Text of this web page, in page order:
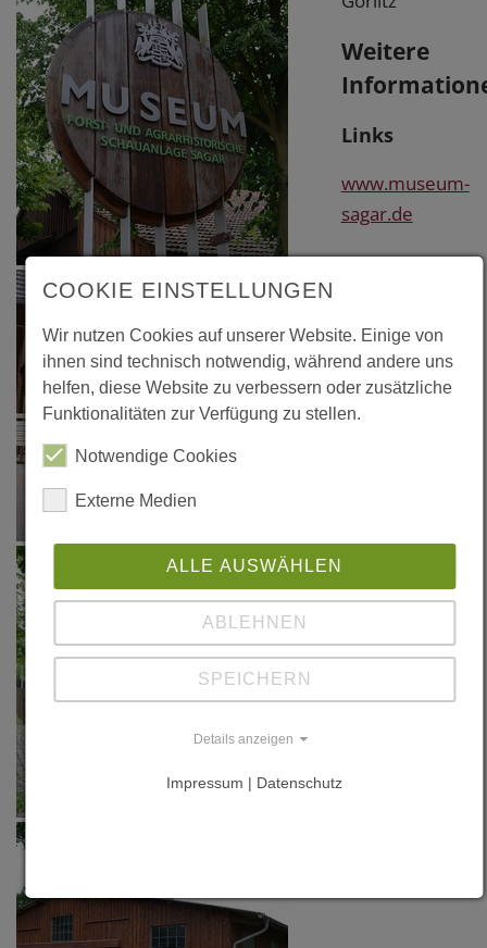
Weitere
Links
www.museum-
sagar.de
COOKIE EINSTELLUNGEN
Wir nutzen Cookies auf unserer Website. Einige von
ihnen sind technisch notwendig, während andere uns
helfen, diese Website zu verbessern oder zusätzliche
Funktionalitäten zur Verfügung zu stellen.
Notwendige Cookies
Externe Medien
ALLE AUSWÄHLEN
ABLEHNEN
SPEICHERN
Details anzeigen
Impressum | Datenschutz